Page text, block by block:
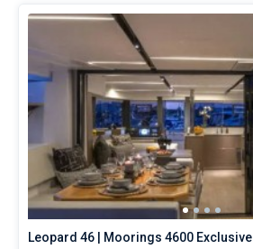
Leopard 46 | Moorings 4600 Exclusive